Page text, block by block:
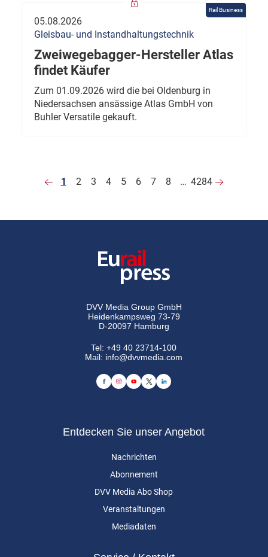
Rail Business
05.08.2026
Gleisbau- und Instandhaltungstechnik
Zweiwegebagger-Hersteller Atlas
findet Käufer
Zum 01.09.2026 wird die bei Oldenburg in
Niedersachsen ansässige Atlas GmbH von
Buhler Versatile gekauft.
1 2 3 4 5 6 7 8 … 4284
DVV Media Group GmbH
Heidenkampsweg 73-79
D-20097 Hamburg
Tel:+49 40 23714-100
Mail: info@dvvmedia.com
Entdecken Sie unser Angebot
Nachrichten
Abonnement
DVV Media Abo Shop
Veranstaltungen
Mediadaten